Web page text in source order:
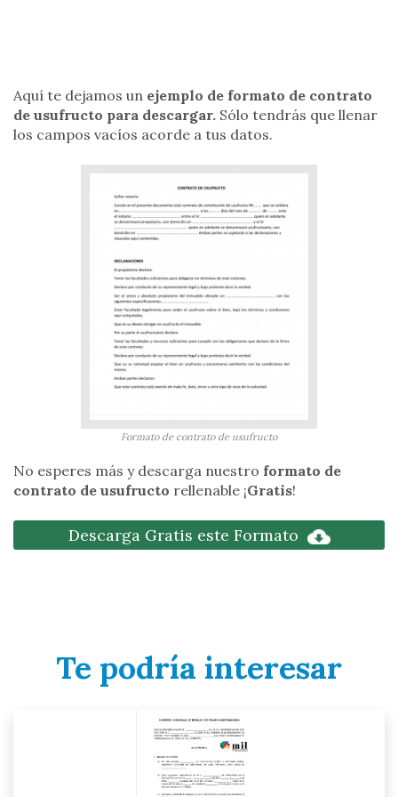
Aquí te dejamos un ejemplo de formato de contrato
de usufructo para descargar. Sólo tendrás que llenar
los campos vacíos acorde a tus datos.
Formato de contrato de usufructo
No esperes más y descarga nuestro formato de
contrato de usufructo rellenable ¡Gratis!
Descarga Gratis este Formato
Te podría interesar